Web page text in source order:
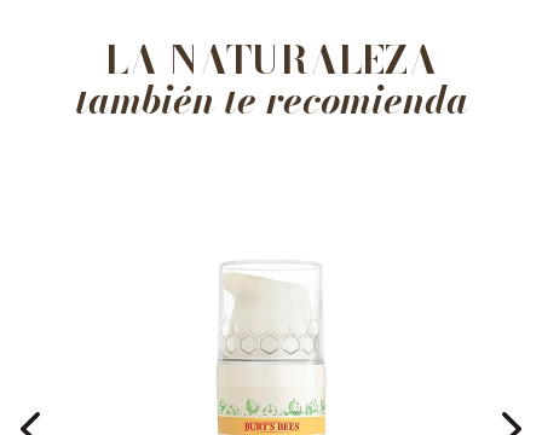
LA NATURALEZA
también te recomienda